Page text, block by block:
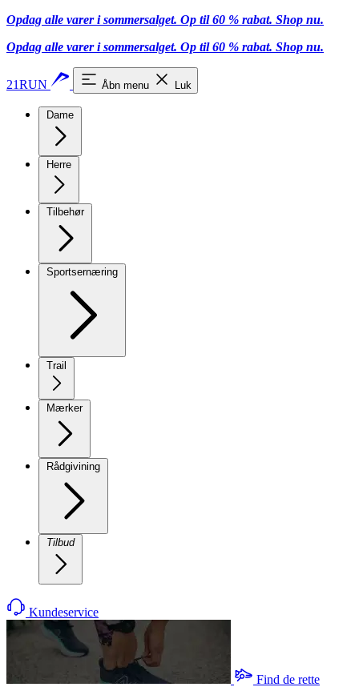
Opdag alle varer i sommersalget. Op til 60 % rabat. Shop nu.
Opdag alle varer i sommersalget. Op til 60 % rabat. Shop nu.
21RUN Åbn menu Luk
Dame
Herre
Tilbehør
Sportsernæring
Trail
Mærker
Rådgivining
Tilbud
Kundeservice
Find de rette